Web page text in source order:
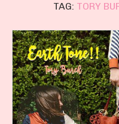
TAG: TORY